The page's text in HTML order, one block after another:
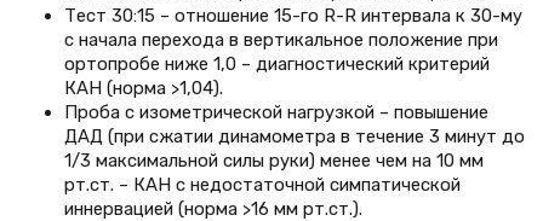
Тест 30:15 – отношение 15-го R-R интервала к 30-му
с начала перехода в вертикальное положение при
ортопробе ниже 1,0 – диагностический критерий
КАН (норма >1,04).
Проба с изометрической нагрузкой – повышение
ДАД (при сжатии динамометра в течение 3 минут до
1/3 максимальной силы руки) менее чем на 10 мм
рт.ст. – КАН с недостаточной симпатической
иннервацией (норма >16 мм рт.ст.).